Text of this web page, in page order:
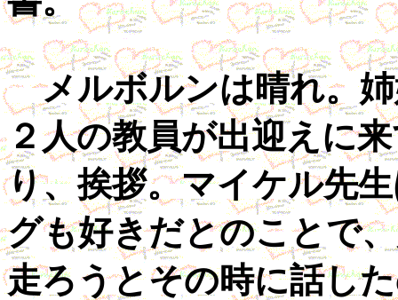
メルボルンは晴れ。姉
２人の教員が出迎えに
り、挨拶。マイケル先
グも好きだとのことで
走ろうとその時に話し